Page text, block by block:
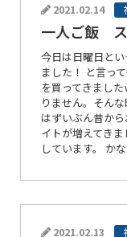
2021.02.14
一人ご飯
今日は日曜日と
ました！ と言っ
を買ってきまし
りません。そん
はずいぶん昔か
イトが増えてき
しています。 か
2021.02.13